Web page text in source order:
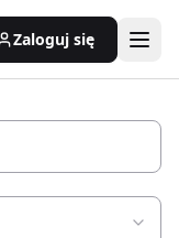
Zaloguj się